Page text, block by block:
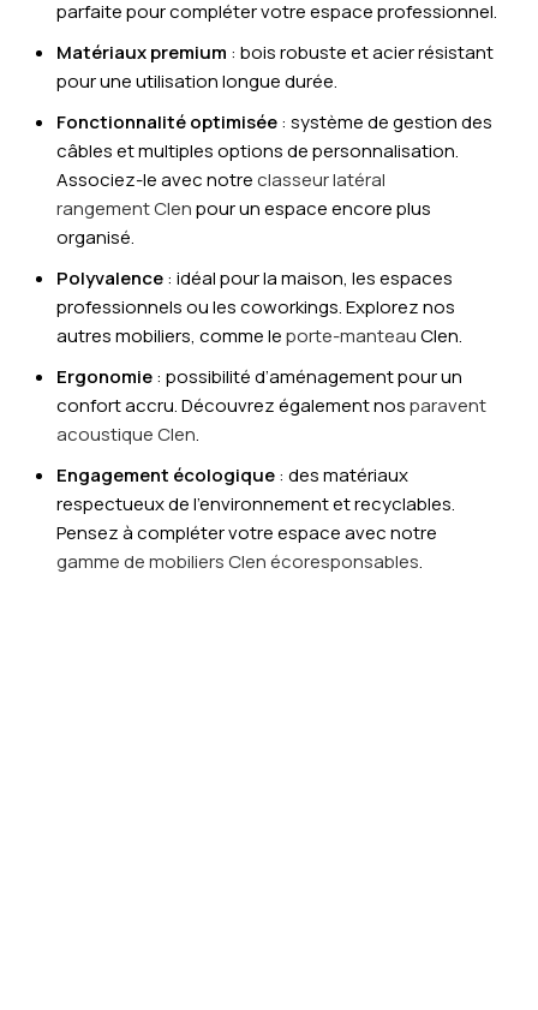
parfaite pour compléter votre espace professionnel.
Matériaux premium : bois robuste et acier résistant
pour une utilisation longue durée.
Fonctionnalité optimisée: système de gestion des
câbles et multiples options de personnalisation.
Associez-le avec notreclasseur latéral
rangementClenpour un espace encore plus
organisé.
Polyvalence: idéal pour la maison, les espaces
professionnels ou les coworkings. Explorez nos
autres mobiliers, comme leporte-manteauClen.
Ergonomie: possibilité d’aménagement pour un
confort accru. Découvrez également nosparavent
acoustiqueClen.
Engagement écologique: des matériaux
respectueux de l’environnement et recyclables.
Pensez à compléter votre espace avec notre
gamme de mobiliers Clen écoresponsables.